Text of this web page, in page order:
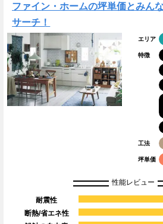
ファイン・ホームの坪単価とみん
サーチ！
エリア
特徴
工法
坪単価
性能レビュー
耐震性
断熱/省エネ性